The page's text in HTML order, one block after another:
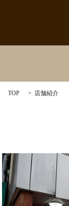
TOP 店舗紹介